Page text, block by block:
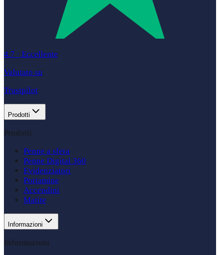
4.7 · Eccellente
Valutato su
Trustpilot
Prodotti
Prodotti
Penne a sfera
Penne Digital 360
Evidenziatori
Portamine
Accendini
Matite
Informazioni
Informazioni